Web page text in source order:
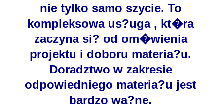
nie tylko samo szycie. To
kompleksowa us?uga , kt�ra
zaczyna si? od om�wienia
projektu i doboru materia?u.
Doradztwo w zakresie
odpowiedniego materia?u jest
bardzo wa?ne.